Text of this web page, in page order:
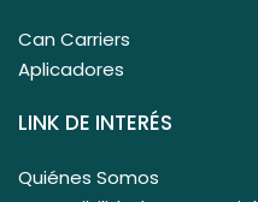
Can Carriers
Aplicadores
LINK DE INTERÉS
Quiénes Somos